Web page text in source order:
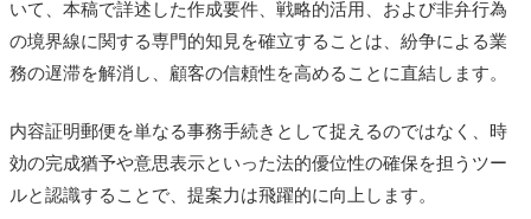
いて、本稿で詳述した作成要件、戦略的活用、および非弁行為
の境界線に関する専門的知見を確立することは、紛争による業
務の遅滞を解消し、顧客の信頼性を高めることに直結します。
内容証明郵便を単なる事務手続きとして捉えるのではなく、時
効の完成猶予や意思表示といった法的優位性の確保を担うツー
ルと認識することで、提案力は飛躍的に向上します。